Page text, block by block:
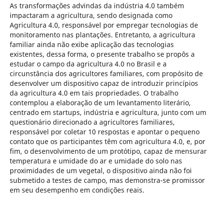
As transformações advindas da indústria 4.0 também
impactaram a agricultura, sendo designada como
Agricultura 4.0, responsável por empregar tecnologias de
monitoramento nas plantações. Entretanto, a agricultura
familiar ainda não exibe aplicação das tecnologias
existentes, dessa forma, o presente trabalho se propôs a
estudar o campo da agricultura 4.0 no Brasil e a
circunstância dos agricultores familiares, com propósito de
desenvolver um dispositivo capaz de introduzir princípios
da agricultura 4.0 em tais propriedades. O trabalho
contemplou a elaboração de um levantamento literário,
centrado em startups, indústria e agricultura, junto com um
questionário direcionado a agricultores familiares,
responsável por coletar 10 respostas e apontar o pequeno
contato que os participantes têm com agricultura 4.0, e, por
fim, o desenvolvimento de um protótipo, capaz de mensurar
temperatura e umidade do ar e umidade do solo nas
proximidades de um vegetal, o dispositivo ainda não foi
submetido a testes de campo, mas demonstra-se promissor
em seu desempenho em condições reais.